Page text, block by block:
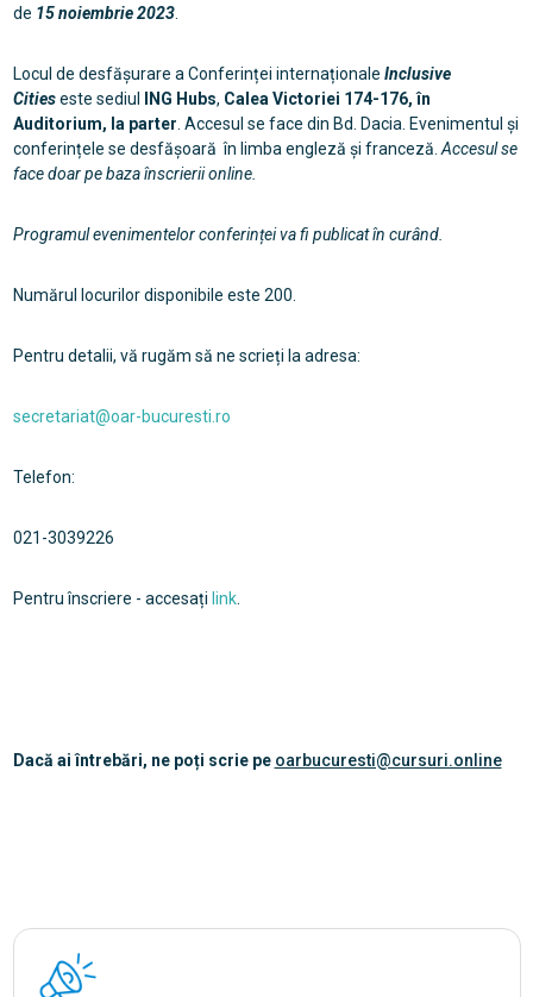
de 15 noiembrie 2023.
Locul de desfășurare a Conferinței internaționale Inclusive
Citieseste sediul ING Hubs, Calea Victoriei 174-176, în
Auditorium, la parter . Accesul se face din Bd. Dacia. Evenimentul și
conferințele se desfășoară în limba engleză și franceză. Accesul se
face doar pe baza înscrierii online.
Programul evenimentelor conferinței va fi publicat în curând.
Numărul locurilor disponibile este 200.
Pentru detalii, vă rugăm să ne scrieți la adresa:
secretariat@oar-bucuresti.ro
Telefon:
021-3039226
Pentru înscriere - accesați link.
Dacă ai întrebări, ne poți scrie pe oarbucuresti@cursuri.online